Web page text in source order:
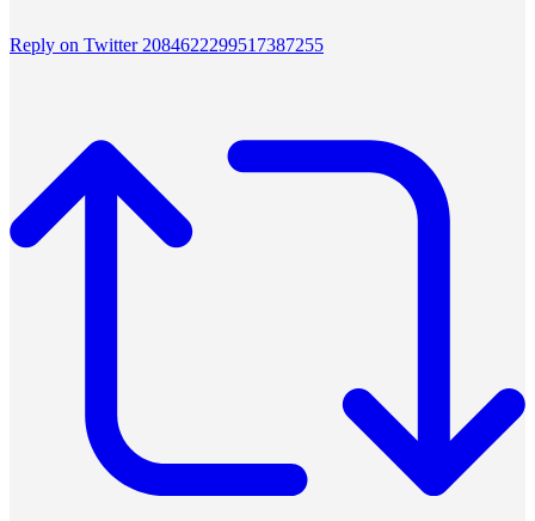
Reply on Twitter 2084622299517387255